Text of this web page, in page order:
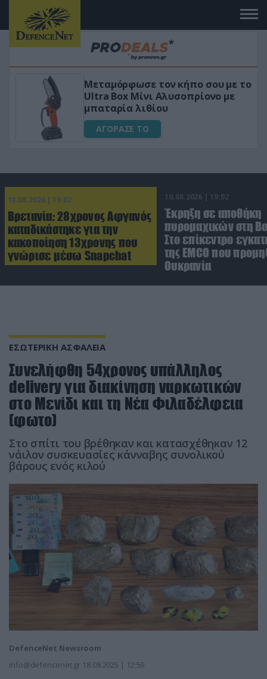
«Μαγική» φόρμουλα τριβόλι +
για αύξηση της λίμπιντο
ΑΓΟΡΑΣΕ ΤΟ
10.08.2026 | 19:02
Βρετανία: 28χρονος Αφγανός
καταδικάστηκε για την
κακοποίηση 13χρονης που
γνώρισε μέσω Snapchat
10.08.2026 | 19:02
Έκρηξη σε αποθήκη
πυρομαχικών στη
Στο επίκεντρο
της EMCO που
Ουκρανία
ΕΣΩΤΕΡΙΚΗ ΑΣΦΑΛΕΙΑ
Συνελήφθη 54χρονος υπάλληλος
delivery για διακίνηση ναρκωτικών
στο Μενίδι και τη Νέα Φιλαδέλφεια
(φωτο)
Στο σπίτι του βρέθηκαν και κατασχέθηκαν 12
νάιλον συσκευασίες κάνναβης συνολικού
βάρους ενός κιλού
DefenceNet Newsroom
info@defencenet.gr 18.08.2025 | 12:59